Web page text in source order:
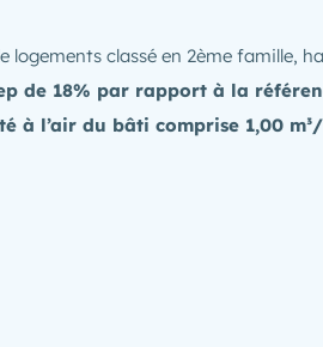
logements classé en 2ème famille,
de 18% par rapport à la
à l’air du bâti comprise 1,00 m³/